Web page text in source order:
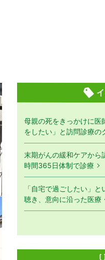
母親の死をきっかけに医
をしたい」と訪問診療の
末期がんの緩和ケアから
時間365日体制で診療
「自宅で過ごしたい」
聴き、意向に沿った医療